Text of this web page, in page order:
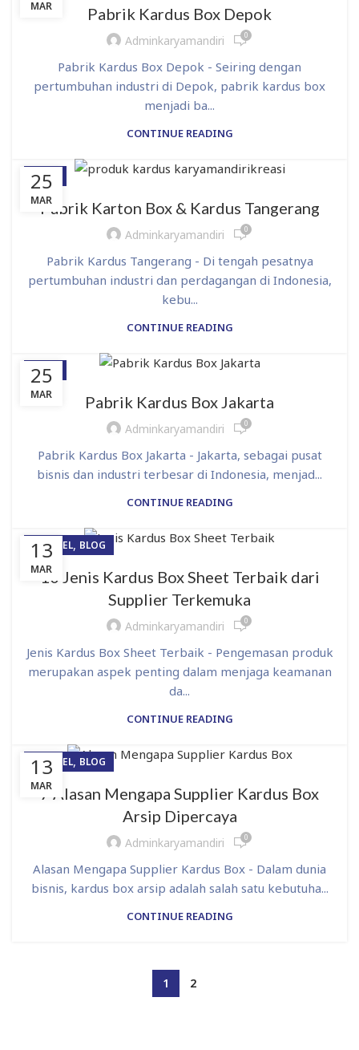
MAR Pabrik Kardus Box Depok
Adminkaryamandiri 0
Pabrik Kardus Box Depok - Seiring dengan
pertumbuhan industri di Depok, pabrik kardus box
menjadi ba...
CONTINUE READING
25
MAR
BLOG
Pabrik Karton Box & Kardus Tangerang
Adminkaryamandiri 0
Pabrik Kardus Tangerang - Di tengah pesatnya
pertumbuhan industri dan perdagangan di Indonesia,
kebu...
CONTINUE READING
25
MAR
BLOG
Pabrik Kardus Box Jakarta
Adminkaryamandiri 0
Pabrik Kardus Box Jakarta - Jakarta, sebagai pusat
bisnis dan industri terbesar di Indonesia, menjad...
CONTINUE READING
13
MAR
ARTIKEL, BLOG
10 Jenis Kardus Box Sheet Terbaik dari
Supplier Terkemuka
Adminkaryamandiri 0
Jenis Kardus Box Sheet Terbaik - Pengemasan produk
merupakan aspek penting dalam menjaga keamanan
da...
CONTINUE READING
13
MAR
ARTIKEL, BLOG
7 Alasan Mengapa Supplier Kardus Box
Arsip Dipercaya
Adminkaryamandiri 0
Alasan Mengapa Supplier Kardus Box - Dalam dunia
bisnis, kardus box arsip adalah salah satu kebutuha...
CONTINUE READING
1 2